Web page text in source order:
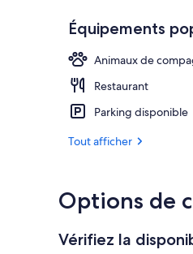
Équipements
Animaux de
Restaurant
Parking disponible
Tout afficher
Options de
Vérifiez la